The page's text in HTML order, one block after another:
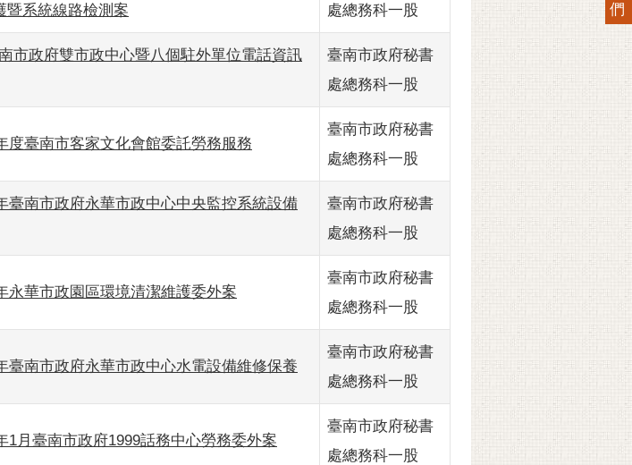
暨系統線路檢測案
處總務科一股
市政府雙市政中心暨八個駐外單位電話資訊
臺南市政府秘書
處總務科一股
度臺南市客家文化會館委託勞務服務
臺南市政府秘書
處總務科一股
臺南市政府永華市政中心中央監控系統設備
臺南市政府秘書
處總務科一股
永華市政園區環境清潔維護委外案
臺南市政府秘書
處總務科一股
臺南市政府永華市政中心水電設備維修保養
臺南市政府秘書
處總務科一股
1月臺南市政府1999話務中心勞務委外案
臺南市政府秘書
處總務科一股
們